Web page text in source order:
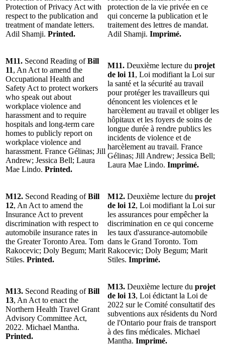
Protection of Privacy Act with
respect to the publication and
treatment of mandate letters.
Adil Shamji. Printed.
protection de la vie privée en ce
qui concerne la publication et le
traitement des lettres de mandat.
Adil Shamji. Imprimé.
M11. Second Reading ofBill
11, An Act to amend the
Occupational Health and
Safety Act to protect workers
who speak out about
workplace violence and
harassment and to require
hospitals and long-term care
homes to publicly report on
workplace violence and
harassment. France Gélinas; Jill
Andrew; Jessica Bell; Laura
Mae Lindo. Printed.
M11. Deuxième lecture du projet
de loi 11, Loi modifiant la Loi sur
la santé et la sécurité au travail
pour protéger les travailleurs qui
dénoncent les violences et le
harcèlement au travail et obliger les
hôpitaux et les foyers de soins de
longue durée à rendre publics les
incidents de violence et de
harcèlement au travail. France
Gélinas; Jill Andrew; Jessica Bell;
Laura Mae Lindo. Imprimé.
M12. Second Reading ofBill
12, An Act to amend the
Insurance Act to prevent
discrimination with respect to
automobile insurance rates in
the Greater Toronto Area. Tom
Rakocevic; Doly Begum; Marit
Stiles. Printed.
M12. Deuxième lecture du projet
de loi 12, Loi modifiant la Loi sur
les assurances pour empêcher la
discrimination en ce qui concerne
les taux d'assurance-automobile
dans le Grand Toronto. Tom
Rakocevic; Doly Begum; Marit
Stiles. Imprimé.
M13. Second Reading ofBill
13, An Act to enact the
Northern Health Travel Grant
Advisory Committee Act,
2022. Michael Mantha.
Printed.
M13. Deuxième lecture du projet
de loi 13, Loi édictant la Loi de
2022 sur le Comité consultatif des
subventions aux résidents du Nord
de l'Ontario pour frais de transport
à des fins médicales. Michael
Mantha. Imprimé.